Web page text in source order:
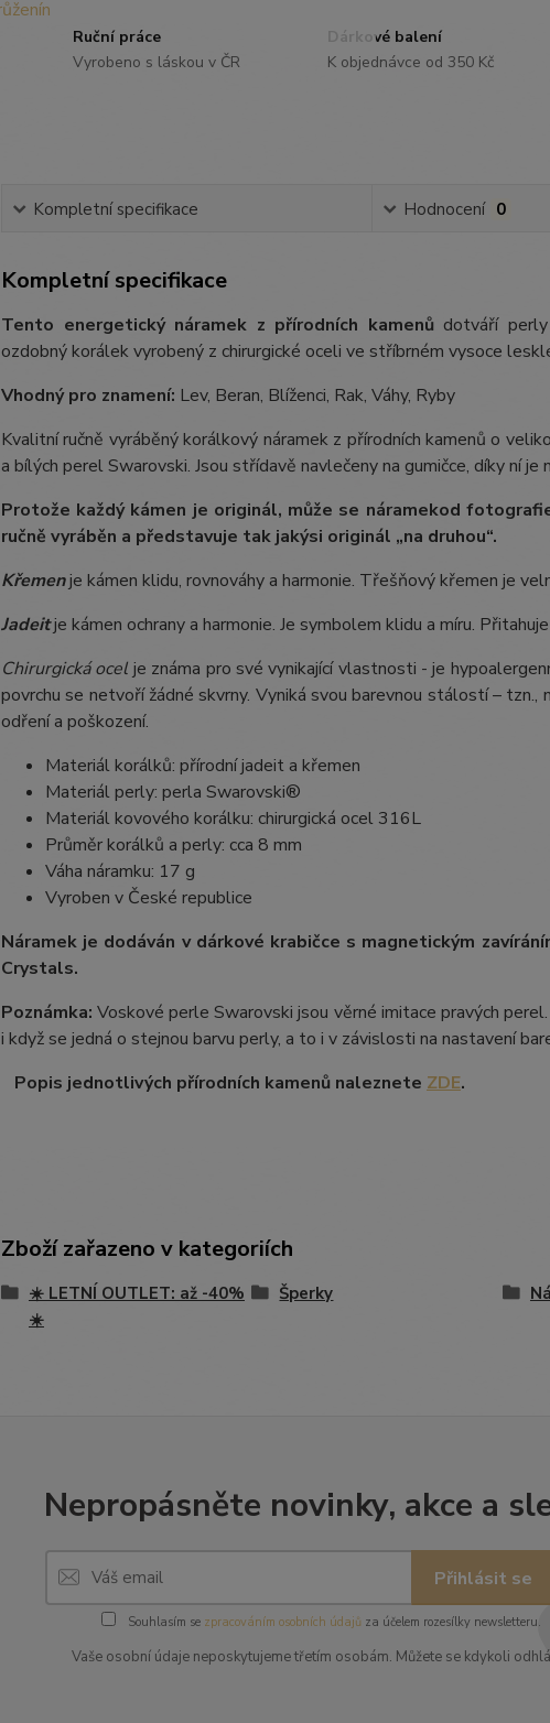
Ruční práce
Vyrobeno s láskou v ČR
Dárkové balení
K objednávce od 350 Kč
Kompletní specifikace Hodnocení 0
Kompletní specifikace
Tento energetický náramek z přírodních kamenů dotváří
ozdobný korálek vyrobený z chirurgické oceli ve stříbrném vysoce
Vhodný pro znamení: Lev, Beran, Blíženci, Rak, Váhy, Ryby
Kvalitní ručně vyráběný korálkový náramek z přírodních kamenů o
a bílých perel Swarovski. Jsou střídavě navlečeny na gumičce, díky ní
Protože každý kámen je originál, může se náramekod
ručně vyráběn a představuje tak jakýsi originál „na druhou“.
Křemenje kámen klidu, rovnováhy a harmonie. Třešňový křemen je
Jadeitje kámen ochrany a harmonie. Je symbolem klidu a míru.
Chirurgická ocel je známa pro své vynikající vlastnosti - je
povrchu se netvoří žádné skvrny. Vyniká svou barevnou stálostí – tzn.,
odření a poškození.
Materiál korálků: přírodní jadeit a křemen
Materiál perly: perla Swarovski®
Materiál kovového korálku: chirurgická ocel 316L
Průměr korálků a perly: cca 8 mm
Váha náramku: 17 g
Vyroben v České republice
Náramek je dodáván v dárkové krabičce s magnetickým
Crystals.
Poznámka: Voskové perle Swarovski jsou věrné imitace pravých
i když se jedná o stejnou barvu perly, a to i v závislosti na nastavení
Popis jednotlivých přírodních kamenů naleznete ZDE.
Zboží zařazeno v kategoriích
☀️ LETNÍ OUTLET: až -40%
☀️
Šperky
Nepropásněte novinky, akce a
Přihlásit se
Souhlasím se zpracováním osobních údajů za účelem rozesílky newsletteru.
Vaše osobní údaje neposkytujeme třetím osobám. Můžete se kdykoli